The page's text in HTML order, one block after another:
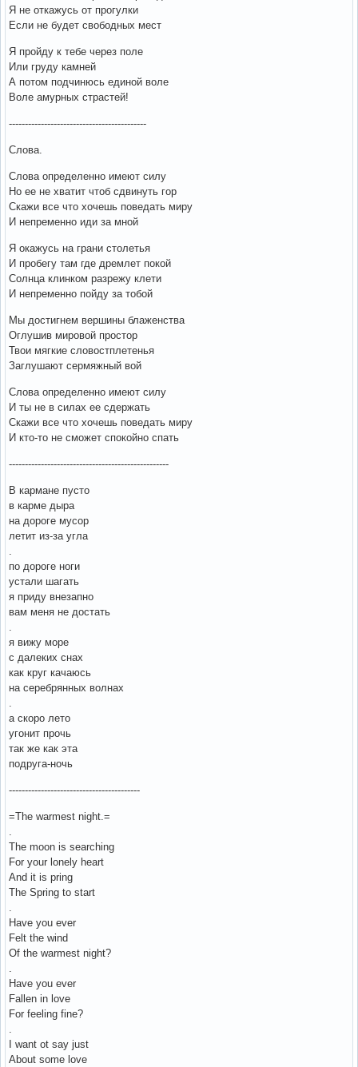
Я не откажусь от прогулки
Если не будет свободных мест
Я пройду к тебе через поле
Или груду камней
А потом подчинюсь единой воле
Воле амурных страстей!
-------------------------------------------
Слова.
Слова определенно имеют силу
Но ее не хватит чтоб сдвинуть гор
Скажи все что хочешь поведать миру
И непременно иди за мной
Я окажусь на грани столетья
И пробегу там где дремлет покой
Солнца клинком разрежу клети
И непременно пойду за тобой
Мы достигнем вершины блаженства
Оглушив мировой простор
Твои мягкие словостплетенья
Заглушают сермяжный вой
Слова определенно имеют силу
И ты не в силах ее сдержать
Скажи все что хочешь поведать миру
И кто-то не сможет спокойно спать
--------------------------------------------------
В кармане пусто
в карме дыра
на дороге мусор
летит из-за угла
по дороге ноги
устали шагать
я приду внезапно
вам меня не достать
я вижу море
с далеких снах
как круг качаюсь
на серебрянных волнах
а скоро лето
угонит прочь
так же как эта
подруга-ночь
-----------------------------------------
=The warmest night.=
The moon is searching
For your lonely heart
And it is pring
The Spring to start
Have you ever
Felt the wind
Of the warmest night?
Have you ever
Fallen in love
For feeling fine?
I want ot say just
About some love